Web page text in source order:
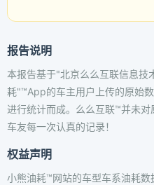
报告说明
本报告基于"北京么么互联信息技
耗"™App的车主用户上传的原始
进行统计而成。么么互联™并未
车友每一次认真的记录！
权益声明
小熊油耗™网站的车型车系油耗